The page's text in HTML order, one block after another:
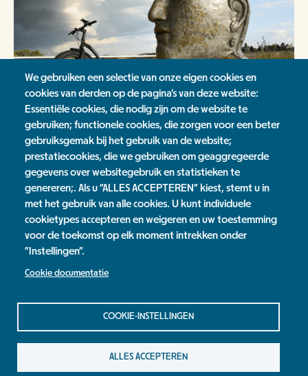
We gebruiken een selectie van onze eigen cookies en
cookies van derden op de pagina's van deze website:
Essentiële cookies, die nodig zijn om de website te
gebruiken; functionele cookies, die zorgen voor een beter
gebruiksgemak bij het gebruik van de website;
prestatiecookies, die we gebruiken om geaggregeerde
gegevens over websitegebruik en statistieken te
genereren;. Als u "ALLES ACCEPTEREN" kiest, stemt u in
met het gebruik van alle cookies. U kunt individuele
cookietypes accepteren en weigeren en uw toestemming
voor de toekomst op elk moment intrekken onder
"Instellingen".
Cookie documentatie
COOKIE-INSTELLINGEN
ALLES ACCEPTEREN
E-step Tour Rivierpark Nijmegen
Ontdek het Rivierpark Nijmegen!
Jaarverslag
Colofon